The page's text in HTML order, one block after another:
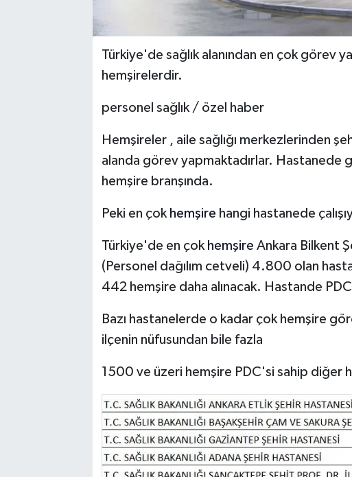
Türkiye'de sağlık alanından en çok görev
hemşirelerdir.
personel sağlık / özel haber
Hemşireler , aile sağlığı merkezlerinden
alanda görev yapmaktadırlar. Hastanede
hemşire branşında.
Peki en çok hemşire hangi hastanede
Türkiye'de en çok hemşire Ankara Bilkent
(Personel dağılım cetveli) 4.800 olan
442 hemşire daha alınacak. Hastande
Bazı hastanelerde o kadar çok hemşire
ilçenin nüfusundan bile fazla
1500 ve üzeri hemşire PDC'si sahip diğer